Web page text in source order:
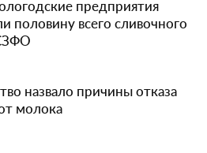
предприятия
половину всего сливочного
назвало причины отказа
молока